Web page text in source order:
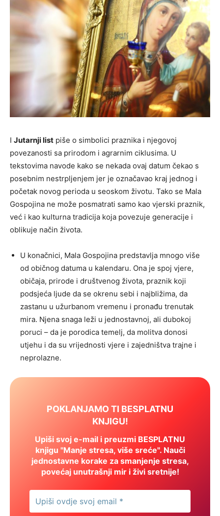
I Jutarnji list piše o simbolici praznika i njegovoj
povezanosti sa prirodom i agrarnim ciklusima. U
tekstovima navode kako se nekada ovaj datum čekao s
posebnim nestrpljenjem jer je označavao kraj jednog i
početak novog perioda u seoskom životu. Tako se Mala
Gospojina ne može posmatrati samo kao vjerski praznik,
već i kao kulturna tradicija koja povezuje generacije i
oblikuje način života.
U konačnici, Mala Gospojina predstavlja mnogo više
od običnog datuma u kalendaru. Ona je spoj vjere,
običaja, prirode i društvenog života, praznik koji
podsjeća ljude da se okrenu sebi i najbližima, da
zastanu u užurbanom vremenu i pronađu trenutak
mira. Njena snaga leži u jednostavnoj, ali dubokoj
poruci – da je porodica temelj, da molitva donosi
utjehu i da su vrijednosti vjere i zajedništva trajne i
neprolazne.
POKLANJAMO TI BESPLATNU
KNJIGU!
Upiši svoj e-mail i preuzmi BESPLATNU
knjigu "Manje stresa, više sreće". Nauči
jednostavne korake za smanjenje stresa,
povećaj unutrašnji mir i živi sretnije!